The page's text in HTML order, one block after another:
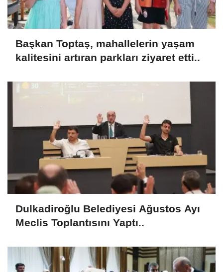
Başkan Toptaş, mahallelerin yaşam
kalitesini artıran parkları ziyaret etti..
Dulkadiroğlu Belediyesi Ağustos Ayı
Meclis Toplantısını Yaptı..